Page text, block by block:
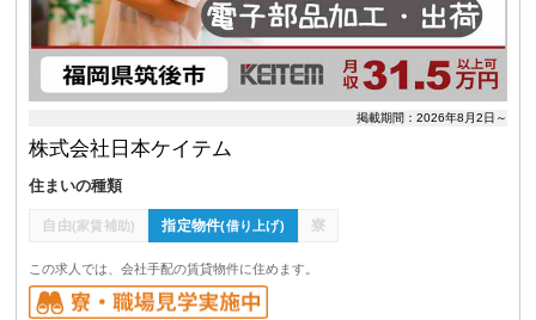
掲載期間：2026年8月2日～
株式会社日本ケイテム
住まいの種類
自由(家賃補助) 指定物件(借り上げ) 寮
この求人では、会社手配の賃貸物件に住めます。